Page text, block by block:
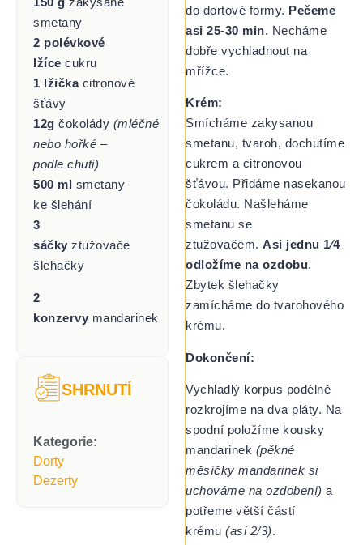
smetany
2 polévkové
lžíce cukru
1 lžičkacitronové
šťávy
12g čokolády (mléčné
nebo hořké –
podle chuti)
500 ml smetany
ke šlehání
3
sáčky ztužovače
šlehačky
2
konzervy mandarinek
SHRNUTÍ
Kategorie:
Dorty
Dezerty
do dortové formy. Pečeme
asi 25-30 min. Necháme
dobře vychladnout na
mřížce.
Krém:
Smícháme zakysanou
smetanu, tvaroh, dochutíme
cukrem a citronovou
šťávou. Přidáme nasekanou
čokoládu. Našleháme
smetanu se
ztužovačem.Asi jednu 1⁄4
odložíme na ozdobu.
Zbytek šlehačky
zamícháme do tvarohového
krému.
Dokončení:
Vychladlý korpus podélně
rozkrojíme na dva pláty. Na
spodní položíme kousky
mandarinek (pěkné
měsíčky mandarinek si
uchováme na ozdobení)a
potřeme větší částí
krému(asi 2/3).